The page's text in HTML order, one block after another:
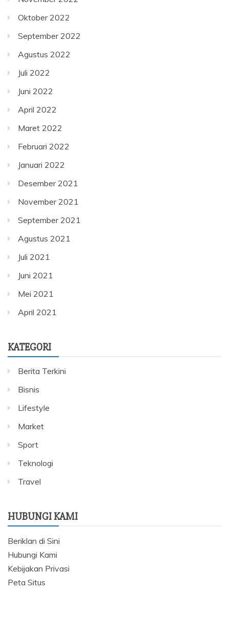
Oktober 2022
September 2022
Agustus 2022
Juli 2022
Juni 2022
April 2022
Maret 2022
Februari 2022
Januari 2022
Desember 2021
November 2021
September 2021
Agustus 2021
Juli 2021
Juni 2021
Mei 2021
April 2021
KATEGORI
Berita Terkini
Bisnis
Lifestyle
Market
Sport
Teknologi
Travel
HUBUNGI KAMI
Beriklan di Sini
Hubungi Kami
Kebijakan Privasi
Peta Situs